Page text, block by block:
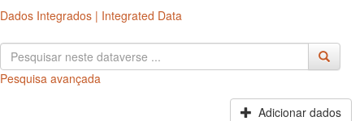
Dados Integrados | Integrated Data
Pesquisa avançada
Adicionar dados